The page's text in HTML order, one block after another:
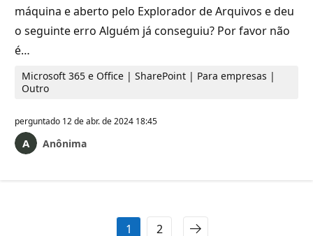
máquina e aberto pelo Explorador de Arquivos e deu
o seguinte erro Alguém já conseguiu? Por favor não
é…
Microsoft 365 e Office | SharePoint | Para empresas |
Outro
perguntado 12 de abr. de 2024 18:45
Anônima
1 2